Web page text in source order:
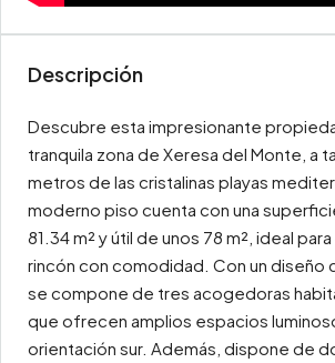
Descripción
Descubre esta impresionante
tranquila zona de Xeresa del Monte, a
metros de las cristalinas playas
moderno piso cuenta con una
81.34 m² y útil de unos 78 m², ideal
rincón con comodidad. Con un diseño
se compone de tres acogedoras
que ofrecen amplios espacios
orientación sur. Además, dispone de